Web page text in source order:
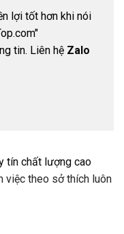
lợi tốt hơn khi nói
tin. Liên hệ Zalo
tín chất lượng cao
việc theo sở thích luôn